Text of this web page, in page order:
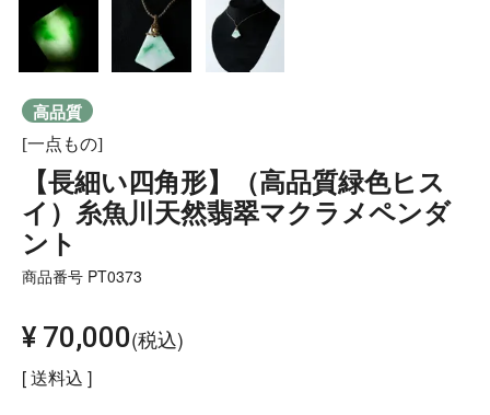
高品質
[一点もの]
【長細い四角形】（高品質緑色ヒス
イ）糸魚川天然翡翠マクラメペンダ
ント
商品番号 PT0373
¥ 70,000 税込
送料込